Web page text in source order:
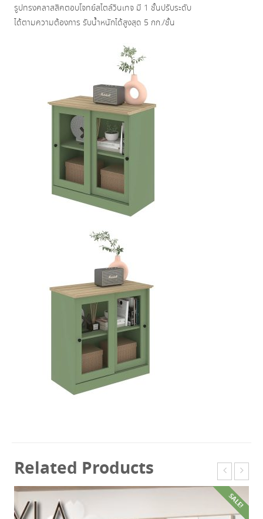
รูปทรงคลาสสิคตอบโจทย์สไตล์วินเทจ มี 1 ชั้นปรับระดับ
ได้ตามความต้องการ รับน้ำหนักได้สูงสุด 5 กก./ชั้น
Related Products
SALE!